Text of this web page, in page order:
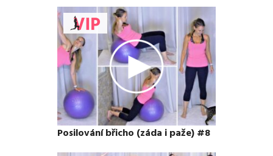
Posilování břicho (záda i paže) #8